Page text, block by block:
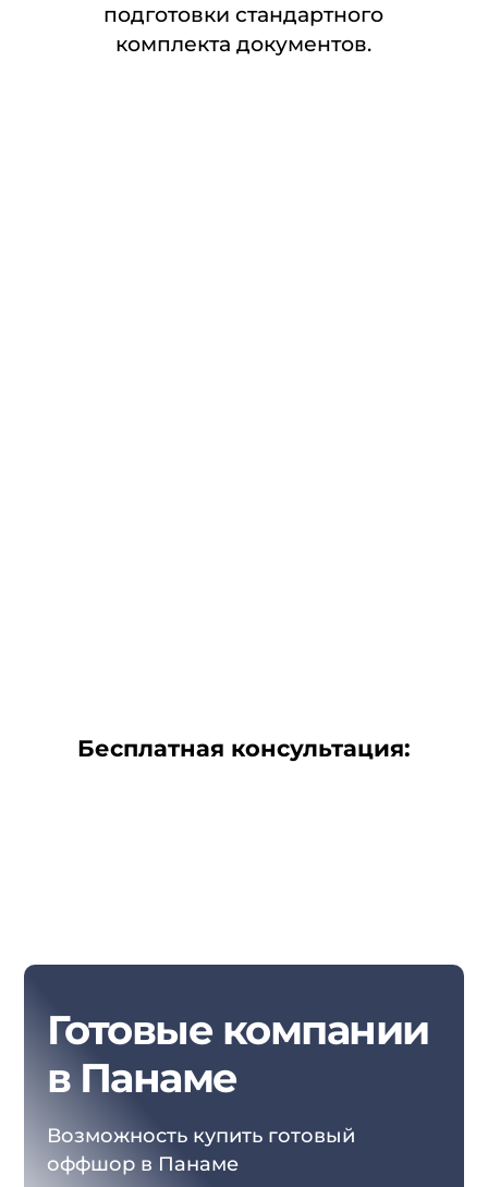
подготовки стандартного
комплекта документов.
Бесплатная консультация:
Готовые компании
в Панаме
Возможность купить готовый
оффшор в Панаме